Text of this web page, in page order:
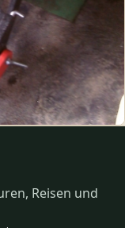
Reisen und